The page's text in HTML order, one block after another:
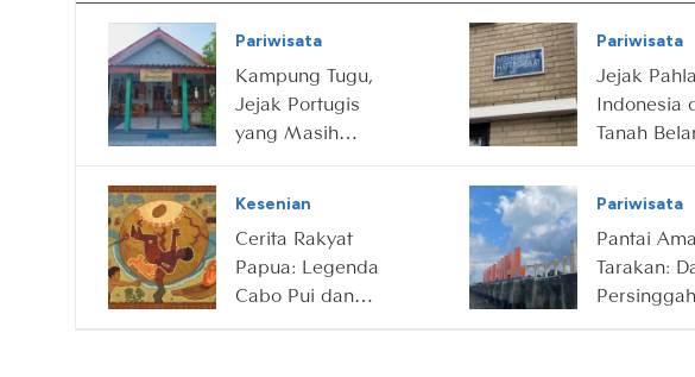
Pariwisata
Kampung Tugu,
Jejak Portugis
yang Masih
Pariwisata
Jejak
Indonesia
Tanah
Kesenian
Cerita Rakyat
Papua: Legenda
Cabo Pui dan
Pariwisata
Pantai
Tarakan: